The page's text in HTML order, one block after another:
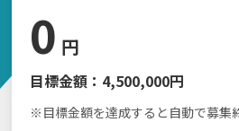
0 円
目標金額： 4,500,000円
※目標金額を達成すると自動で募集